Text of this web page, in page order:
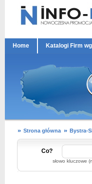
Home Katalogi Firm
Strona główna Bystra-
Co?
słowo kluczowe